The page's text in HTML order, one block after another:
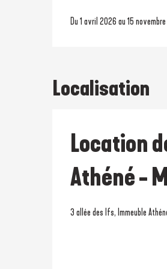
Du 1 avril 2026 au 15
Localisation
Location
Athéné -
3 allée des Ifs, Immeuble